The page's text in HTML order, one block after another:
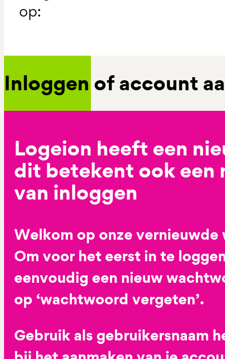
op:
Inloggen of account
Logeion heeft een
dit betekent ook een
van inloggen
Welkom op onze vernieuwde
Om voor het eerst in te
eenvoudig een nieuw
op ‘wachtwoord vergeten’.
Gebruik als gebruikersnaam